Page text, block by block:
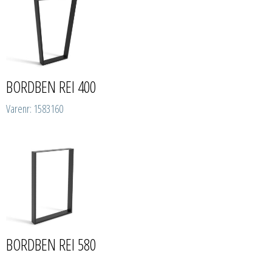
BORDBEN REI 400
Varenr: 1583160
BORDBEN REI 580